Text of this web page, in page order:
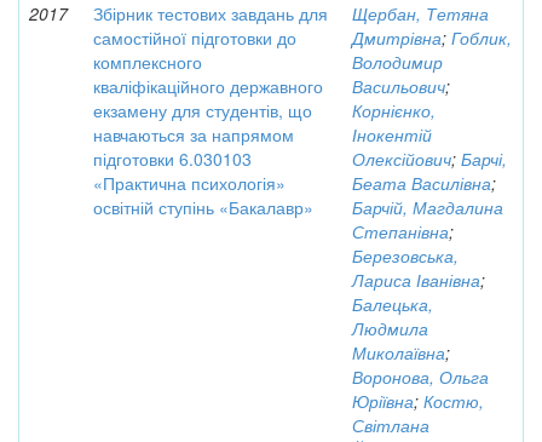
2017
Збірник тестових завдань для
самостійної підготовки до
комплексного
кваліфікаційного державного
екзамену для студентів, що
навчаються за напрямом
підготовки 6.030103
«Практична психологія»
освітній ступінь «Бакалавр»
Щербан, Тетяна
Дмитрівна; Гоблик,
Володимир
Васильович;
Корнієнко,
Інокентій
Олексійович; Барчі,
Беата Василівна;
Барчій, Магдалина
Степанівна;
Березовська,
Лариса Іванівна;
Балецька,
Людмила
Миколаївна;
Воронова, Ольга
Юріївна; Костю,
Світлана